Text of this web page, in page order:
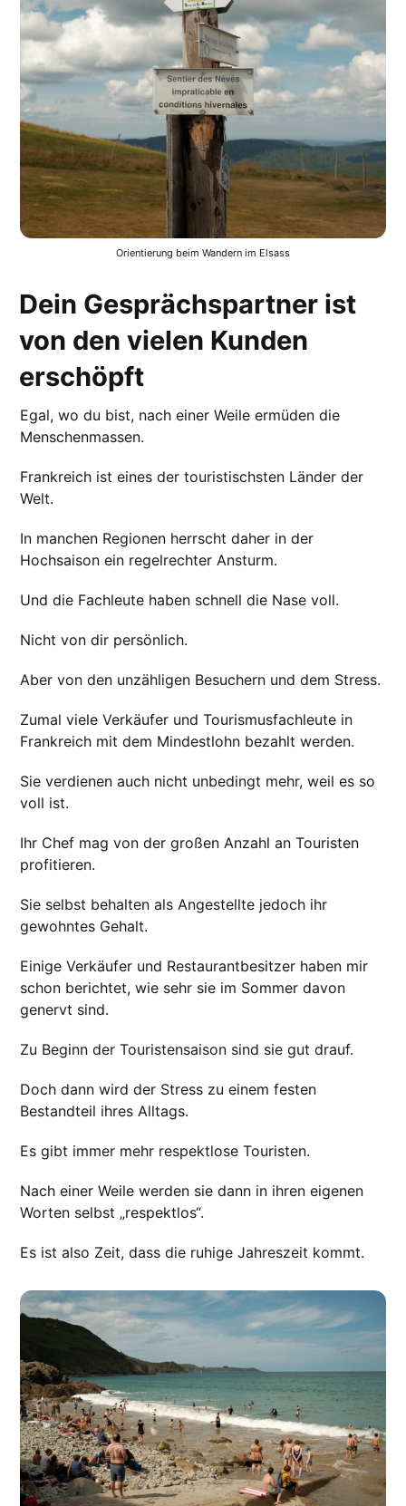
Orientierung beim Wandern im Elsass
Dein Gesprächspartner ist
von den vielen Kunden
erschöpft
Egal, wo du bist, nach einer Weile ermüden die
Menschenmassen.
Frankreich ist eines der touristischsten Länder der
Welt.
In manchen Regionen herrscht daher in der
Hochsaison ein regelrechter Ansturm.
Und die Fachleute haben schnell die Nase voll.
Nicht von dir persönlich.
Aber von den unzähligen Besuchern und dem Stress.
Zumal viele Verkäufer und Tourismusfachleute in
Frankreich mit dem Mindestlohn bezahlt werden.
Sie verdienen auch nicht unbedingt mehr, weil es so
voll ist.
Ihr Chef mag von der großen Anzahl an Touristen
profitieren.
Sie selbst behalten als Angestellte jedoch ihr
gewohntes Gehalt.
Einige Verkäufer und Restaurantbesitzer haben mir
schon berichtet, wie sehr sie im Sommer davon
genervt sind.
Zu Beginn der Touristensaison sind sie gut drauf.
Doch dann wird der Stress zu einem festen
Bestandteil ihres Alltags.
Es gibt immer mehr respektlose Touristen.
Nach einer Weile werden sie dann in ihren eigenen
Worten selbst „respektlos“.
Es ist also Zeit, dass die ruhige Jahreszeit kommt.